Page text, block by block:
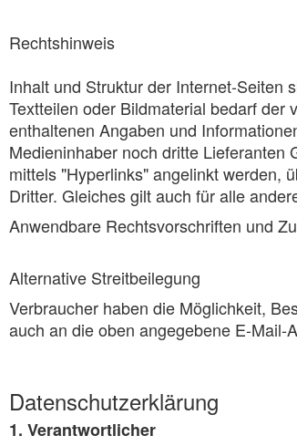
Rechtshinweis
Inhalt und Struktur der Internet-Seiten
Textteilen oder Bildmaterial bedarf
enthaltenen Angaben und
Medieninhaber noch dritte Lieferanten
mittels "Hyperlinks" angelinkt werden,
Dritter. Gleiches gilt auch für alle
Anwendbare Rechtsvorschriften und
Alternative Streitbeilegung
Verbraucher haben die Möglichkeit,
auch an die oben angegebene E-Mail-
Datenschutzerklärung
1. Verantwortlicher